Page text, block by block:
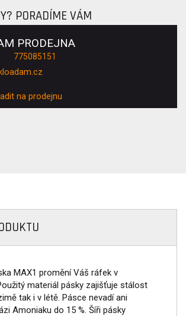
PORADÍME VÁM
PRODEJNA
775085151
na prodejnu
MAX1 promění Váš ráfek v
materiál pásky zajišťuje stálost
tak i v létě. Pásce nevadí ani
Amoniaku do 15 %. Šíři pásky